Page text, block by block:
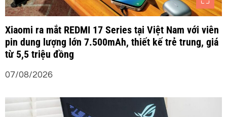
Xiaomi ra mắt REDMI 17 Series tại Việt Nam với viên
pin dung lượng lớn 7.500mAh, thiết kế trẻ trung, giá
từ 5,5 triệu đồng
07/08/2026